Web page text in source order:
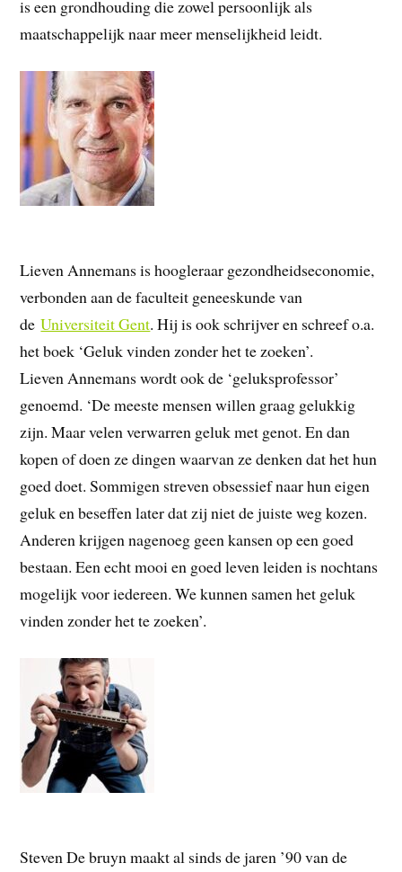
is een grondhouding die zowel persoonlijk als
maatschappelijk naar meer menselijkheid leidt.
Lieven Annemans is hoogleraar gezondheidseconomie,
verbonden aan de faculteit geneeskunde van
deUniversiteit Gent. Hij is ook schrijver en schreef o.a.
het boek ‘Geluk vinden zonder het te zoeken’.
Lieven Annemans wordt ook de ‘geluksprofessor’
genoemd. ‘De meeste mensen willen graag gelukkig
zijn. Maar velen verwarren geluk met genot. En dan
kopen of doen ze dingen waarvan ze denken dat het hun
goed doet. Sommigen streven obsessief naar hun eigen
geluk en beseffen later dat zij niet de juiste weg kozen.
Anderen krijgen nagenoeg geen kansen op een goed
bestaan. Een echt mooi en goed leven leiden is nochtans
mogelijk voor iedereen. We kunnen samen het geluk
vinden zonder het te zoeken’.
Steven De bruyn maakt al sinds de jaren ’90 van de